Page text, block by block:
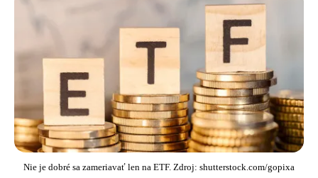
Nie je dobré sa zameriavať len na ETF. Zdroj: shutterstock.com/gopixa